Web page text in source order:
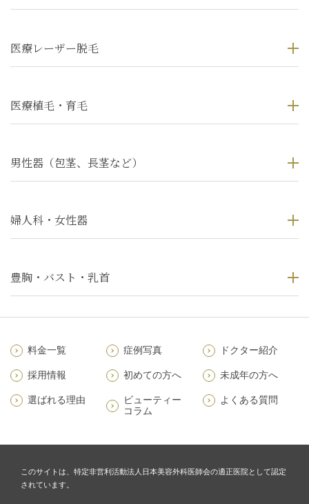
医療レーザー脱毛
医療植毛・育毛
男性器（包茎、長茎など）
婦人科・女性器
豊胸・バスト・乳首
料金一覧 症例写真 ドクター紹介
採用情報 初めての方へ 未成年の方へ
選ばれる理由
ビューティー
コラム
よくある質問
このサイトは、特定非営利活動法人日本美容外科医師会の適正医院として認定
されています。